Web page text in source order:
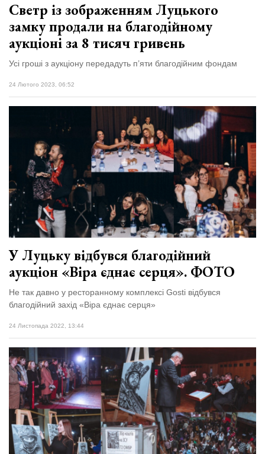
Светр із зображенням Луцького
замку продали на благодійному
аукціоні за 8 тисяч гривень
Усі гроші з аукціону передадуть п’яти благодійним фондам
24 Лютого 2023, 06:52
У Луцьку відбувся благодійний
аукціон «Віра єднає серця». ФОТО
Не так давно у ресторанному комплексі Gosti відбувся
благодійний захід «Віра єднає серця»
24 Листопада 2022, 13:44